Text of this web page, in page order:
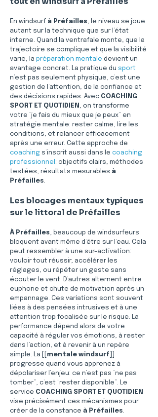
En windsurf à Préfailles, le niveau se joue
autant sur la technique que sur l’état
interne. Quand la ventrafale monte, que la
trajectoire se complique et que la visibilité
varie, la préparation mentale devient un
avantage concret. La pratique du sport
n’est pas seulement physique, c’est une
gestion de l’attention, de la confiance et
des décisions rapides. Avec COACHING
SPORT ET QUOTIDIEN , on transforme
votre “je fais du mieux que je peux” en
stratégie mentale: rester calme, lire les
conditions, et relancer efficacement
après une erreur. Cette approche de
coaching s’inscrit aussi dans le coaching
professionnel : objectifs clairs, méthodes
testées, résultats mesurables à
Préfailles.
Les blocages mentaux typiques
sur le littoral de Préfailles
À Préfailles, beaucoup de windsurfeurs
bloquent avant même d’être sur l’eau. Cela
peut ressembler à une sur-activation:
vouloir tout réussir, accélérer les
réglages, ou répéter un geste sans
écouter le vent. D’autres alternent entre
euphorie et chute de motivation après un
empannage. Ces variations sont souvent
liées à des pensées intrusives et à une
attention trop focalisée sur le risque. La
performance dépend alors de votre
capacité à réguler vos émotions, à rester
dans l’action, et à revenir à un repère
simple. La [[ mentale windsurf
progresse quand vous apprenez à
dépolariser l’enjeu: ce n’est pas “ne pas
tomber”, c’est “rester disponible”. Le
service COACHING SPORT ET QUOTIDIEN
vise précisément ces mécanismes pour
créer de la constance à Préfailles.